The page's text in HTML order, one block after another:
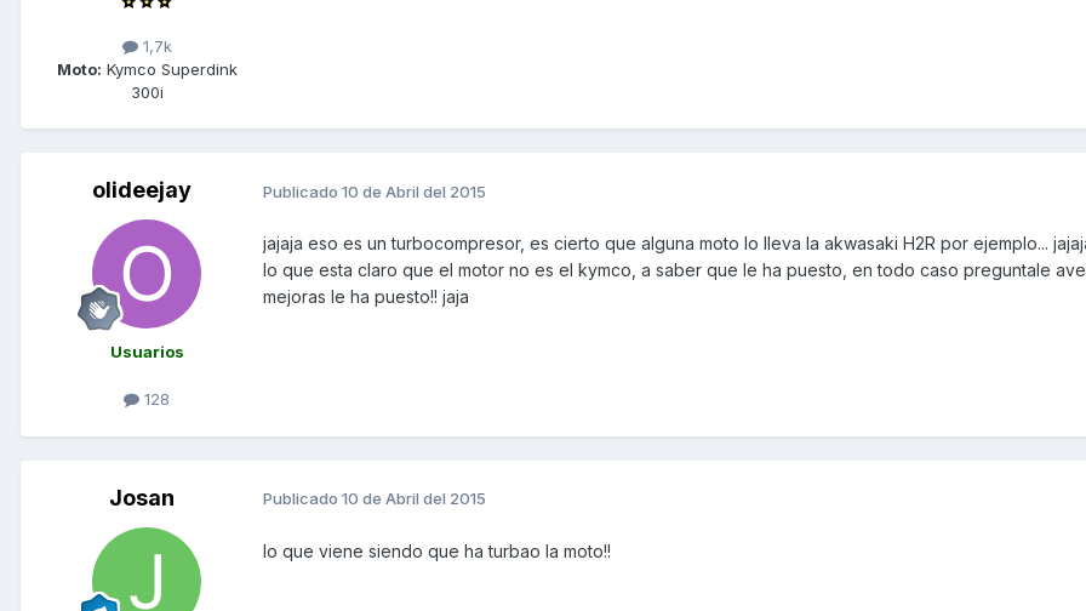
1,7k
Moto: Kymco Superdink
300i
olideejay
Usuarios
128
Publicado 10 de Abril del 2015
jajaja eso es un turbocompresor, es cierto que alguna moto lo lleva la akwasaki H2R por ejemplo...
lo que esta claro que el motor no es el kymco, a saber que le ha puesto, en todo caso preguntale
mejoras le ha puesto!! jaja
Josan Publicado 10 de Abril del 2015
lo que viene siendo que ha turbao la moto!!